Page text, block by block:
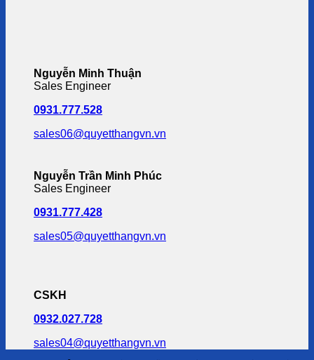
Nguyễn Minh Thuận
Sales Engineer
0931.777.528
sales06@quyetthangvn.vn
Nguyễn Trần Minh Phúc
Sales Engineer
0931.777.428
sales05@quyetthangvn.vn
CSKH
0932.027.728
sales04@quyetthangvn.vn